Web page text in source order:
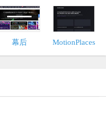
幕后 MotionPlaces